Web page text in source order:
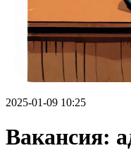
2025-01-09 10:25
Вакансия: